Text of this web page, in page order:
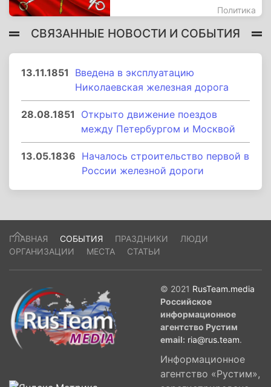
Политика
СВЯЗАННЫЕ НОВОСТИ И СОБЫТИЯ
13.11.1851
Введена в эксплуатацию
Николаевская железная дорога
28.08.1851
Открыто движение поездов
между Петербургом и Москвой
13.05.1836 Началось строительство первой в
России железной дороги
ГЛАВНАЯ СОБЫТИЯ ПРАЗДНИКИ
ЛЮДИ
ОРГАНИЗАЦИИ
МЕСТА СТАТЬИ
© 2021 RusTeam.media
Российское
информационное
агентство Рустим
email: ria@rus.team.
Информационное
агентство «Рустим»,